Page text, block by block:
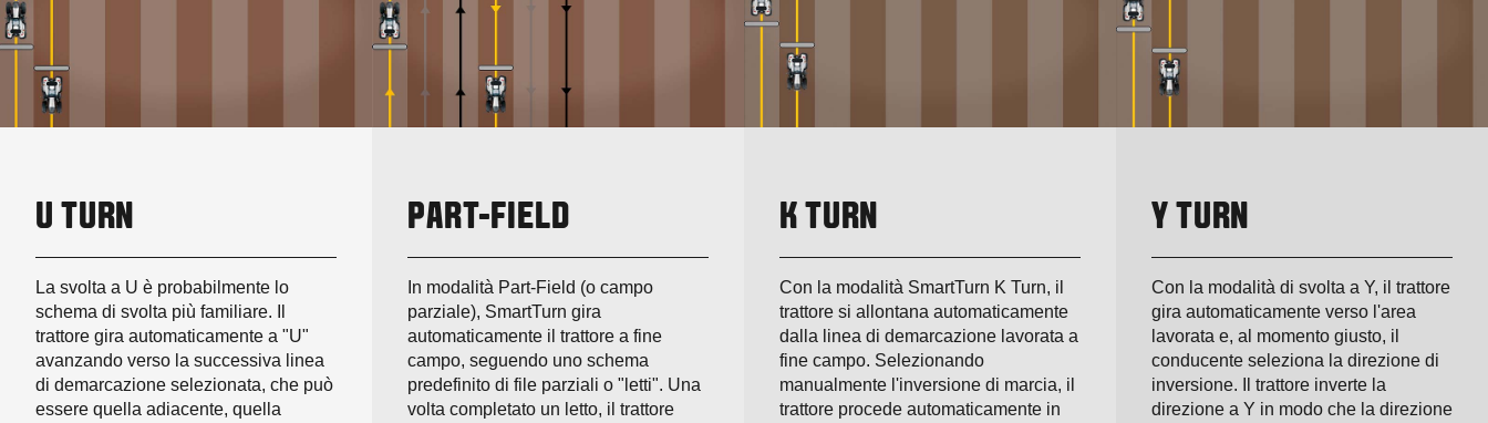
U TURN
La svolta a U è probabilmente lo
schema di svolta più familiare. Il
trattore gira automaticamente a "U"
avanzando verso la successiva linea
di demarcazione selezionata, che può
essere quella adiacente, quella
PART-FIELD
In modalità Part-Field (o campo
parziale), SmartTurn gira
automaticamente il trattore a fine
campo, seguendo uno schema
predefinito di file parziali o "letti". Una
volta completato un letto, il trattore
K TURN
Con la modalità SmartTurn K Turn, il
trattore si allontana automaticamente
dalla linea di demarcazione lavorata a
fine campo. Selezionando
manualmente l'inversione di marcia, il
trattore procede automaticamente in
Y TURN
Con la modalità di svolta a Y, il trattore
gira automaticamente verso l'area
lavorata e, al momento giusto, il
conducente seleziona la direzione di
inversione. Il trattore inverte la
direzione a Y in modo che la direzione